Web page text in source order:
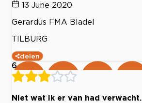
13 June 2020
Gerardus FMA Bladel
TILBURG
delen
6
Niet wat ik er van had verwacht.